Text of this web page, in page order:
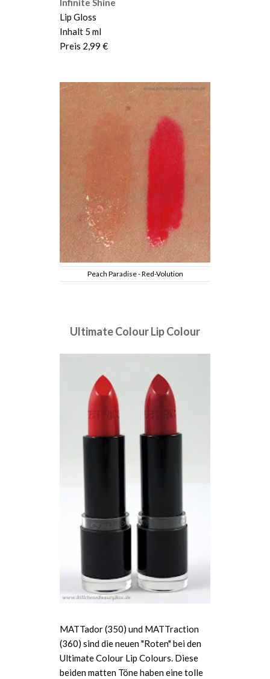
Infinite Shine
Lip Gloss
Inhalt 5 ml
Preis 2,99 €
Peach Paradise - Red-Volution
Ultimate Colour Lip Colour
MATTador (350) und MATTraction
(360) sind die neuen "Roten" bei den
Ultimate Colour Lip Colours. Diese
beiden matten Töne haben eine tolle